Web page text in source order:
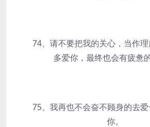
74、请不要把我的关心，当作理
多爱你，最终也会有疲惫的
75、我再也不会奋不顾身的去爱
你。